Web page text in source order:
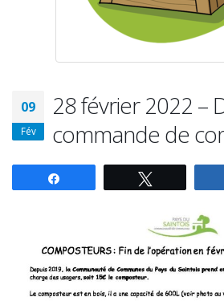
09
Fév
28 février 2022 –
commande de